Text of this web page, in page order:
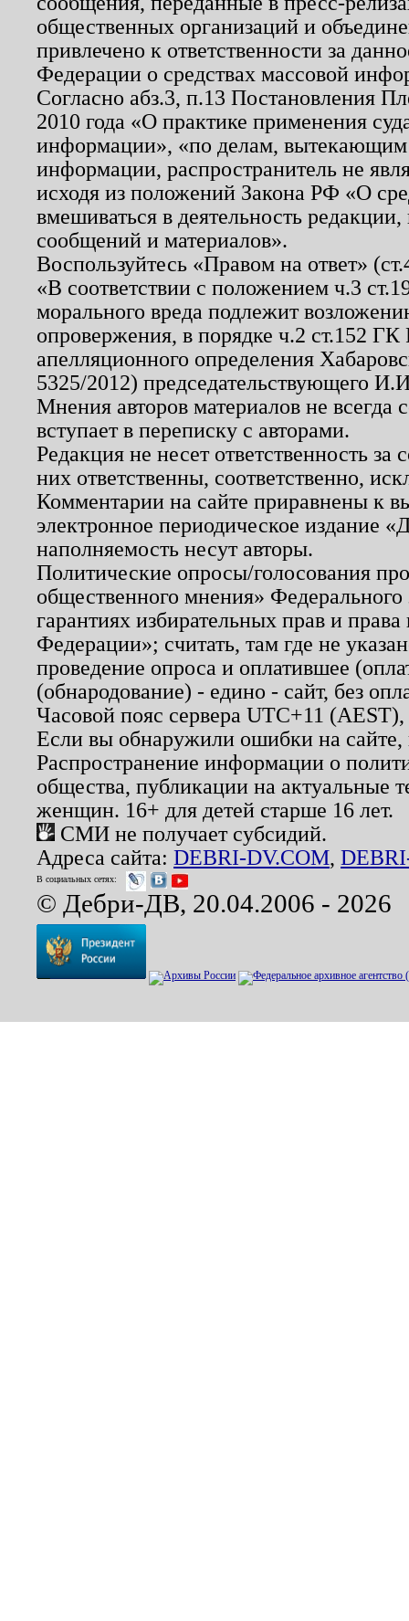
общественных организаций и
привлечено к ответственности за
Федерации о средствах массовой
Согласно абз.3, п.13 Постановления
2010 года «О практике применения
информации», «по делам, вытекающим
информации, распространитель не
исходя из положений Закона РФ «О
вмешиваться в деятельность
сообщений и материалов».
Воспользуйтесь «Правом на ответ»
«В соответствии с положением ч.3
морального вреда подлежит
опровержения, в порядке ч.2 ст.152
апелляционного определения
5325/2012) председательствующего
Мнения авторов материалов не
вступает в переписку с авторами.
Редакция не несет ответственность
них ответственны, соответственно,
Комментарии на сайте приравнены к
электронное периодическое издание
наполняемость несут авторы.
Политические опросы/голосования
общественного мнения»
гарантиях избирательных прав и
Федерации»; считать, там где не
проведение опроса и оплатившее
(обнародование) - едино - сайт, без
Часовой пояс сервера UTC+11
Если вы обнаружили ошибки на
Распространение информации о
общества, публикации на актуальные
женщин. 16+ для детей старше 16 лет.
СМИ не получает субсидий.
Адреса сайта: DEBRI-DV.COM,
В социальных сетях:
© Дебри-ДВ, 20.04.2006 - 2026